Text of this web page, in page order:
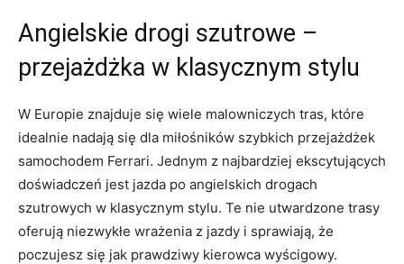
Angielskie​ drogi szutrowe –
przejażdżka w‌ klasycznym ⁢stylu
W Europie znajduje się wiele malowniczych ‌tras, które
idealnie nadają ‍się dla‌ miłośników ‍szybkich przejażdżek
samochodem Ferrari. Jednym z najbardziej ekscytujących
doświadczeń jest jazda‌ po⁤ angielskich drogach
⁣szutrowych ‌w klasycznym ‌stylu. Te nie utwardzone‌ trasy
oferują​ niezwykłe wrażenia z jazdy i sprawiają, ⁤że
poczujesz ‍się‌ jak prawdziwy ​kierowca wyścigowy.